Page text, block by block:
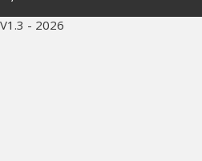
V1.3 - 2026